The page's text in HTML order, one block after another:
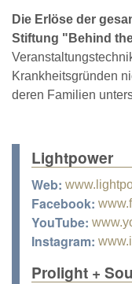
Die Erlöse der
Stiftung "Behind
Krankheitsgründen
deren Familien
Lightpower
Web:
Facebook:
YouTube:
Instagram:
Prolight +